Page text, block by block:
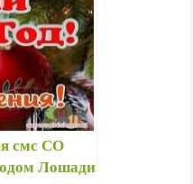
смс СО
Лошади